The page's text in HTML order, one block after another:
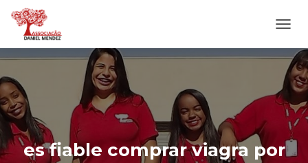
L
T
E
R
N
A
N
A
es fiable comprar viagra por